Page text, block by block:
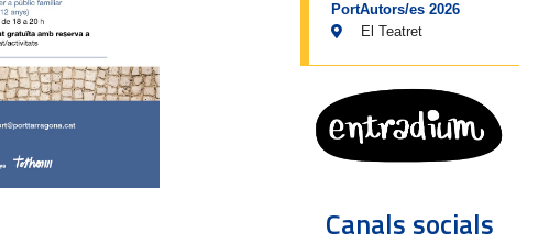
PortAutors/es 2026
El Teatret
Canals socials